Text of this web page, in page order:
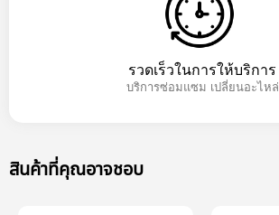
รวดเร็วในการให้บริการ
บริการซ่อมแซม เปลี่ยนอะไหล่
สินค้าที่คุณอาจชอบ